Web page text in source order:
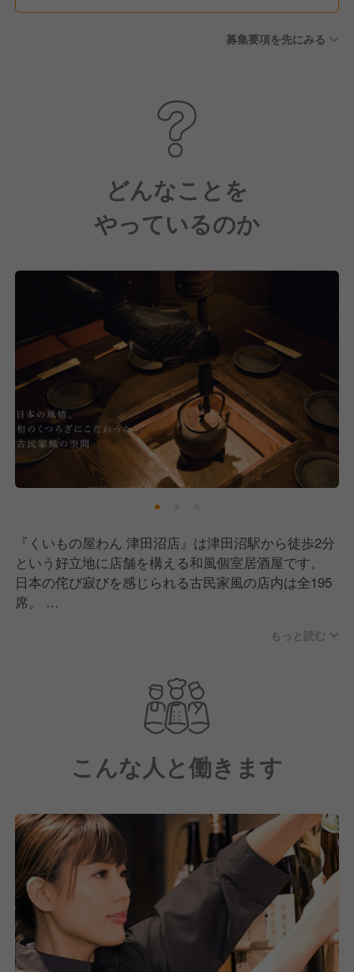
募集要項を先にみる
どんなことを
やっているのか
『くいもの屋わん 津田沼店』は津田沼駅から徒歩2分
という好立地に店舗を構える和風個室居酒屋です。
日本の侘び寂びを感じられる古民家風の店内は全195
席。
段の飲み会から大型宴会、女子会やデートなど様々な
料理は居酒屋の定番から、「くいもの屋わん」ならで
はの昔ながらの和食・モダンな創作料理を提供。
店舗ごとで考えたオリジナルメニューもあるので、お
客様がいつ来ても楽しんでいただける豊富なメニュー
も強みの一つです。
おかげさまで売上も好調！
今後も多くの方にご支持いただけるようにおもてなし
の心を忘れず、そしてブラッシュアップを図っていき
ます。
そのために現在は、新しい仲間を募集中です！
もっと読む
こんな人と働きます